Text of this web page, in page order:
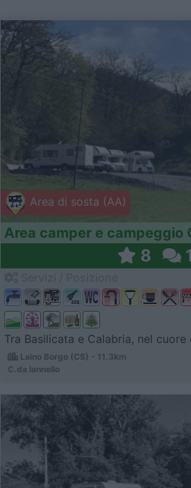
Area di sosta (AA)
Area camper e campeggio
8 1
Tra Basilicata e Calabria, nel
Laino Borgo (CS) - 11.3km
C.da Iannello